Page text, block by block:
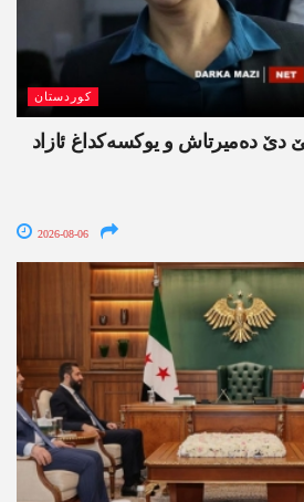
کوردستان
دێ دەمیرتاش و یوکسەکداغ ئازاد
2026-08-06